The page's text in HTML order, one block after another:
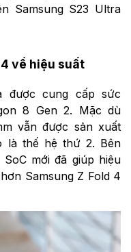
Samsung S23 Ultra
về hiệu suất
được cung cấp sức
8 Gen 2. Mặc dù
vẫn được sản xuất
là thế hệ thứ 2. Bên
mới đã giúp hiệu
Samsung Z Fold 4